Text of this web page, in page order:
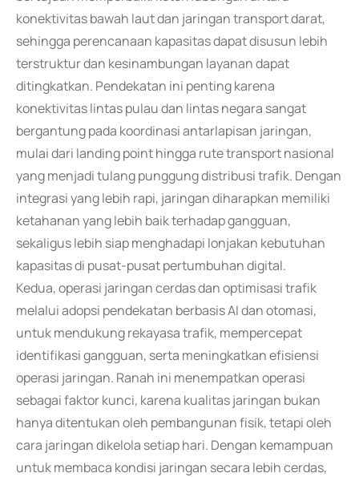
konektivitas bawah laut dan jaringan transport darat,
sehingga perencanaan kapasitas dapat disusun lebih
terstruktur dan kesinambungan layanan dapat
ditingkatkan. Pendekatan ini penting karena
konektivitas lintas pulau dan lintas negara sangat
bergantung pada koordinasi antarlapisan jaringan,
mulai dari landing point hingga rute transport nasional
yang menjadi tulang punggung distribusi trafik. Dengan
integrasi yang lebih rapi, jaringan diharapkan memiliki
ketahanan yang lebih baik terhadap gangguan,
sekaligus lebih siap menghadapi lonjakan kebutuhan
kapasitas di pusat-pusat pertumbuhan digital.
Kedua, operasi jaringan cerdas dan optimisasi trafik
melalui adopsi pendekatan berbasis AI dan otomasi,
untuk mendukung rekayasa trafik, mempercepat
identifikasi gangguan, serta meningkatkan efisiensi
operasi jaringan. Ranah ini menempatkan operasi
sebagai faktor kunci, karena kualitas jaringan bukan
hanya ditentukan oleh pembangunan fisik, tetapi oleh
cara jaringan dikelola setiap hari. Dengan kemampuan
untuk membaca kondisi jaringan secara lebih cerdas,